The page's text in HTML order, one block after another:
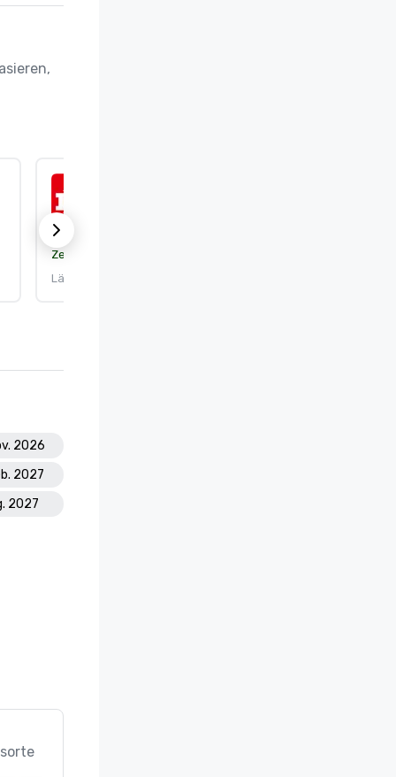
Zertifizierung:
Läuft ab am: 25.9.2026
2026
2027
2027